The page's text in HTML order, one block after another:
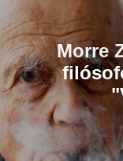
Morre